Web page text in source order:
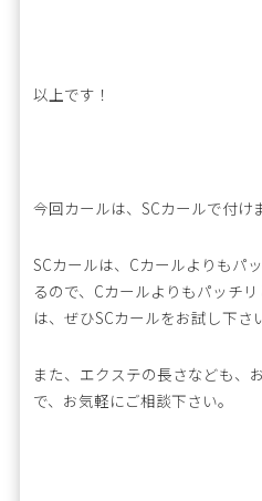
以上です！
今回カールは、SCカールで付け
SCカールは、Cカールよりもパ
るので、Cカールよりもパッチ
は、ぜひSCカールをお試し下さ
また、エクステの長さなども、
で、お気軽にご相談下さい。